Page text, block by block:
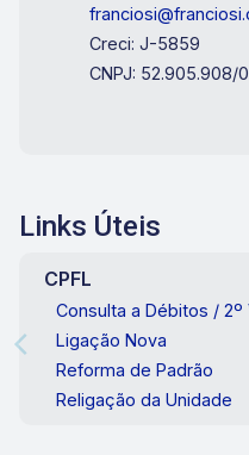
Creci: J-5859
CNPJ: 52.905.908/
Links Úteis
CPFL
Consulta a Débitos / 2º
Ligação Nova
Reforma de Padrão
Religação da Unidade